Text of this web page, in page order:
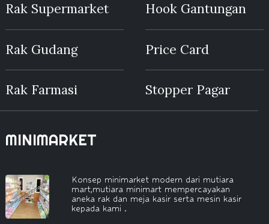
Rak Supermarket
Rak Gudang
Rak Farmasi
Hook Gantungan
Price Card
Stopper Pagar
MINIMARKET
Konsep minimarket modern dari mutiara
mart,mutiara minimart mempercayakan
aneka rak dan meja kasir serta mesin kasir
kepada kami .